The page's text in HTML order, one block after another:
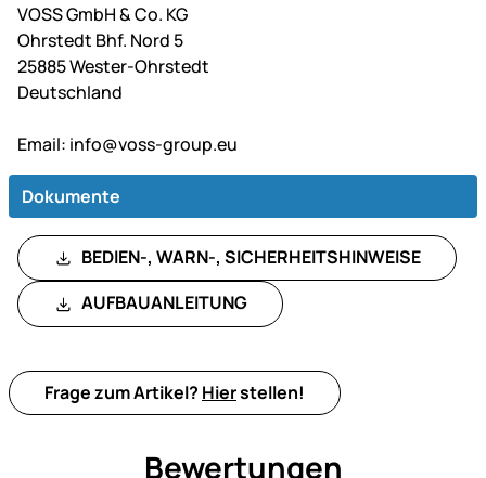
VOSS GmbH & Co. KG
Ohrstedt Bhf. Nord 5
25885 Wester-Ohrstedt
Deutschland
Email: info@voss-group.eu
Dokumente
BEDIEN-, WARN-, SICHERHEITSHINWEISE
AUFBAUANLEITUNG
Frage zum Artikel? Hierstellen!
Bewertungen